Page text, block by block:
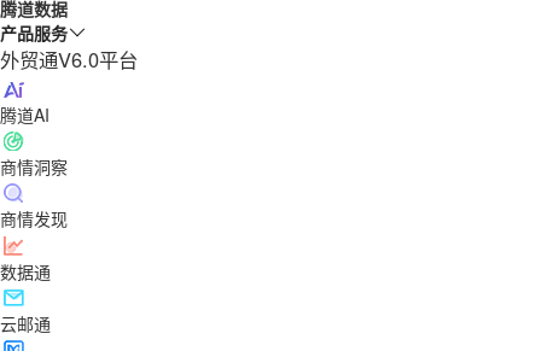
腾道数据
产品服务
外贸通V6.0平台
腾道AI
商情洞察
商情发现
数据通
云邮通